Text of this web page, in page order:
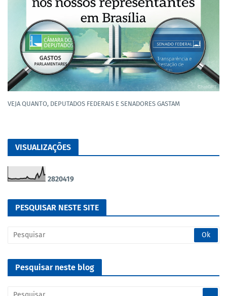
VEJA QUANTO, DEPUTADOS FEDERAIS E SENADORES GASTAM
VISUALIZAÇÕES
2820419
PESQUISAR NESTE SITE
Pesquisar neste blog